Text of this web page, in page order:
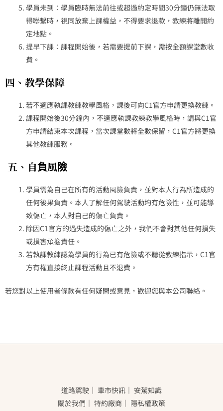
學員未到：學員臨時無法前往或超過約定時間30分鐘仍無法取
得聯繫時，視同放棄上課權益，不得要求退款，教練將離開約
定地點。
提早下課：課程開始後，若需要提前下課，需按全額課堂數收
費。
四、教學保障
若不適應執課教練教學風格，課後可向C1官方申請更換教練。
課程開始後30分鐘內，不適應執課教練教學風格時，請與C1官
方申請結束本次課程，當次課堂數將全數保留，C1官方將更換
其他教練服務。
五、自負風險
學員需為自己在所有的活動風險負責，並對本人行為所造成的
任何後果負責。本人了解任何駕駛活動均有危險性，並可能導
致傷亡，本人對自己的傷亡負責。
除因C1官方的過失造成的傷亡之外，我們不會對其他任何損失
或損害承擔責任。
若執課教練認為學員的行為已有危險或不聽從教練指示，C1官
方有權直接終止課程活動且不退費。
若您對以上使用者條款有任何疑問或意見，歡迎您與本公司聯絡。
道路駕駛 ｜ 車市快訊 ｜ 安駕知識
關於我們 ｜ 特約廠商 ｜ 隱私權政策